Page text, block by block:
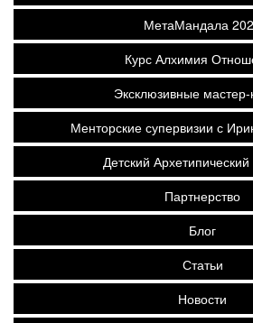
МетаМандала
Курс Алхимия
Эксклюзивные мастер-
Менторские супервизии с
Детский
Партнерство
Блог
Статьи
Новости